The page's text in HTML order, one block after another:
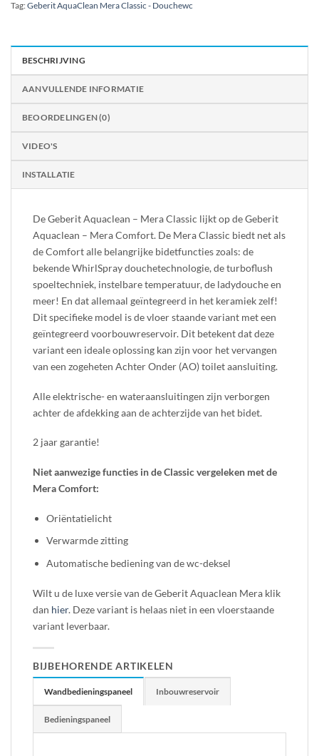
Tag:Geberit AquaClean Mera Classic - Douchewc
BESCHRIJVING
AANVULLENDE INFORMATIE
BEOORDELINGEN (0)
VIDEO'S
INSTALLATIE
De Geberit Aquaclean – Mera Classic lijkt op de Geberit
Aquaclean – Mera Comfort. De Mera Classic biedt net als
de Comfort alle belangrijke bidetfuncties zoals: de
bekende WhirlSpray douchetechnologie, de turboflush
spoeltechniek, instelbare temperatuur, de ladydouche en
meer! En dat allemaal geïntegreerd in het keramiek zelf!
Dit specifieke model is de vloer staande variant met een
geïntegreerd voorbouwreservoir. Dit betekent dat deze
variant een ideale oplossing kan zijn voor het vervangen
van een zogeheten Achter Onder (AO) toilet aansluiting.
Alle elektrische- en wateraansluitingen zijn verborgen
achter de afdekking aan de achterzijde van het bidet.
2 jaar garantie!
Niet aanwezige functies in de Classic vergeleken met de
Mera Comfort:
Oriëntatielicht
Verwarmde zitting
Automatische bediening van de wc-deksel
Wilt u de luxe versie van de Geberit Aquaclean Mera klik
dan hier. Deze variant is helaas niet in een vloerstaande
variant leverbaar.
BIJBEHORENDE ARTIKELEN
Wandbedieningspaneel Inbouwreservoir
Bedieningspaneel